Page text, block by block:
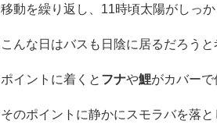
移動を繰り返し、11時頃太陽がしっ
こんな日はバスも日陰に居るだろうと
ポイントに着くと フナや鯉がカバーで
そのポイントに静かにスモラバを落と